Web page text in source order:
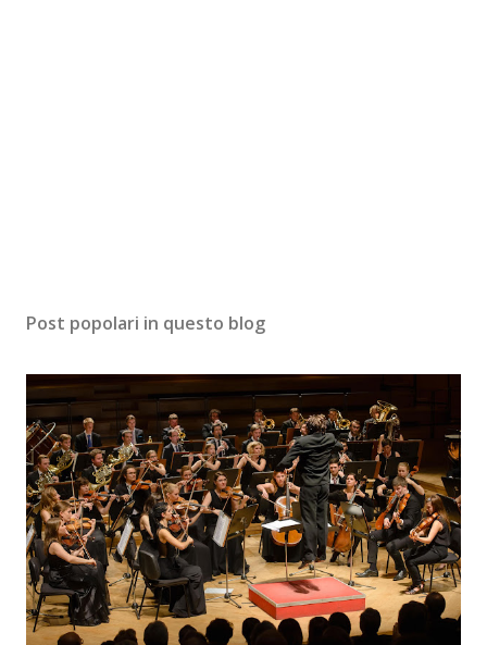
Post popolari in questo blog